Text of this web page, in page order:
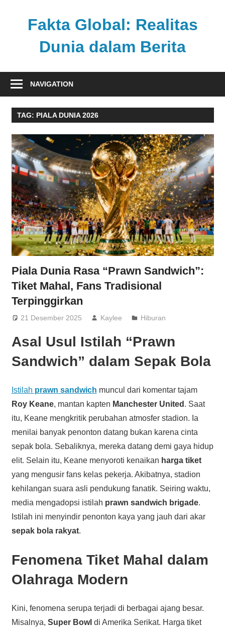
Fakta Global: Realitas
Dunia dalam Berita
kabar
dari
berbagai
pandang
NAVIGATION
TAG: PIALA DUNIA 2026
Piala Dunia Rasa “Prawn Sandwich”:
Tiket Mahal, Fans Tradisional
Terpinggirkan
21 Desember 2025 Kaylee Hiburan
Asal Usul Istilah “Prawn
Sandwich” dalam Sepak Bola
Istilah prawn sandwich muncul dari komentar tajam
Roy Keane, mantan kapten Manchester United . Saat
itu, Keane mengkritik perubahan atmosfer stadion. Ia
menilai banyak penonton datang bukan karena cinta
sepak bola. Sebaliknya, mereka datang demi gaya hidup
elit. Selain itu, Keane menyoroti kenaikan harga tiket
yang mengusir fans kelas pekerja. Akibatnya, stadion
kehilangan suara asli pendukung fanatik. Seiring waktu,
media mengadopsi istilah prawn sandwich brigade.
Istilah ini menyindir penonton kaya yang jauh dari akar
sepak bola rakyat.
Fenomena Tiket Mahal dalam
Olahraga Modern
Kini, fenomena serupa terjadi di berbagai ajang besar.
Misalnya, Super Bowl di Amerika Serikat. Harga tiket